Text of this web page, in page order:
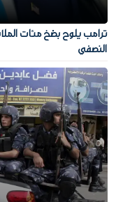
ترامب يلوح بضخ مئات
النصفي